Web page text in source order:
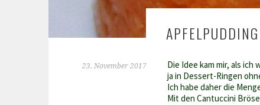
23. November 2017 Die Idee kam mir, als ich
ja in Dessert-Ringen
Ich habe daher die
Mit den Cantuccini